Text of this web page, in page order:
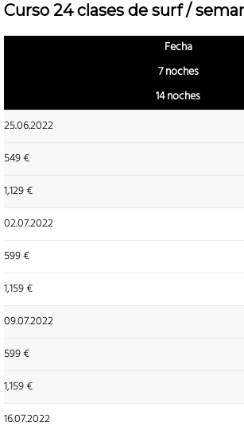
Curso 24 clases de surf /
Fecha
7 noches
14 noches
25.06.2022
549 €
1,129 €
02.07.2022
599 €
1,159 €
09.07.2022
599 €
1,159 €
16.07.2022